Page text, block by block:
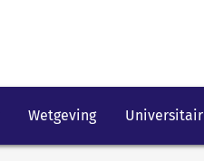
Wetgeving Universitair